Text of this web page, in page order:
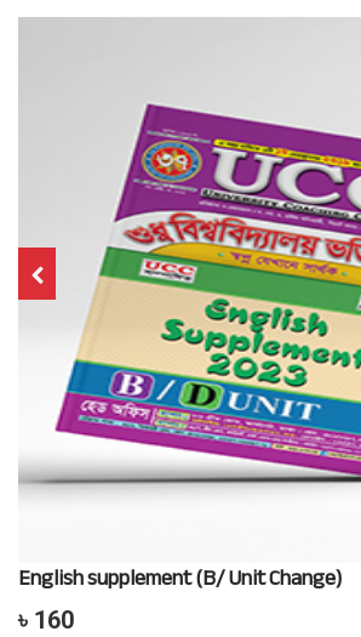
English supplement (B/ Unit Change)
৳ 160